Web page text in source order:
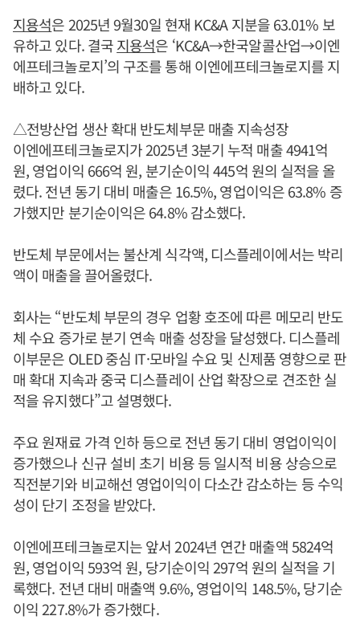
지용석은 2025년 9월30일 현재 KC&A 지분을 63.01% 보
유하고 있다. 결국지용석은 ‘KC&A→한국알콜산업→이엔
에프테크놀로지’의 구조를 통해 이엔에프테크놀로지를 지
배하고 있다.
△전방산업 생산 확대 반도체부문 매출 지속성장
이엔에프테크놀로지가 2025년 3분기 누적 매출 4941억
원, 영업이익 666억 원, 분기순이익 445억 원의 실적을 올
렸다. 전년 동기 대비 매출은 16.5%, 영업이익은 63.8% 증
가했지만 분기순이익은 64.8% 감소했다.
반도체 부문에서는 불산계 식각액, 디스플레이에서는 박리
액이 매출을 끌어올렸다.
회사는 “반도체 부문의 경우 업황 호조에 따른 메모리 반도
체 수요 증가로 분기 연속 매출 성장을 달성했다. 디스플레
이부문은 OLED 중심 IT·모바일 수요 및 신제품 영향으로 판
매 확대 지속과 중국 디스플레이 산업 확장으로 견조한 실
적을 유지했다”고 설명했다.
주요 원재료 가격 인하 등으로 전년 동기 대비 영업이익이
증가했으나 신규 설비 초기 비용 등 일시적 비용 상승으로
직전분기와 비교해선 영업이익이 다소간 감소하는 등 수익
성이 단기 조정을 받았다.
이엔에프테크놀로지는 앞서 2024년 연간 매출액 5824억
원, 영업이익 593억 원, 당기순이익 297억 원의 실적을 기
록했다. 전년 대비 매출액 9.6%, 영업이익 148.5%, 당기순
이익 227.8%가 증가했다.